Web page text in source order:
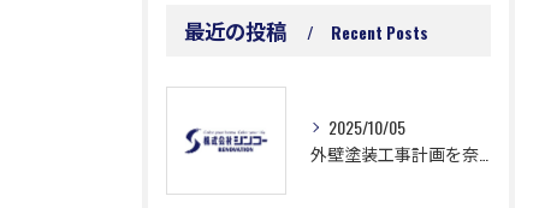
最近の投稿 Recent Posts
2025/10/05